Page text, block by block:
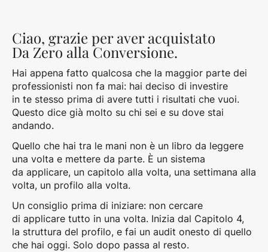
Ciao, grazie per aver acquistato
Da Zero alla Conversione.
Hai appena fatto qualcosa che la maggior parte dei
professionisti non fa mai: hai deciso di investire
in te stesso prima di avere tutti i risultati che vuoi.
Questo dice già molto su chi sei e su dove stai
andando.
Quello che hai tra le mani non è un libro da leggere
una volta e mettere da parte. È un sistema
da applicare, un capitolo alla volta, una settimana alla
volta, un profilo alla volta.
Un consiglio prima di iniziare: non cercare
di applicare tutto in una volta. Inizia dal Capitolo 4,
la struttura del profilo, e fai un audit onesto di quello
che hai oggi. Solo dopo passa al resto.